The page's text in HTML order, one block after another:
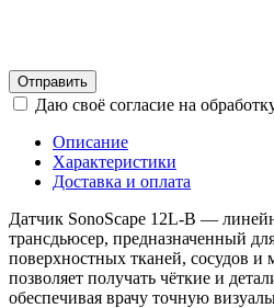
Отправить
Даю своё согласие на
Описание
Характеристики
Доставка и оплата
Датчик SonoScape 12L-B —
трансдьюсер, предназначенный
поверхностных тканей, сосудов и
позволяет получать чёткие и
обеспечивая врачу точную